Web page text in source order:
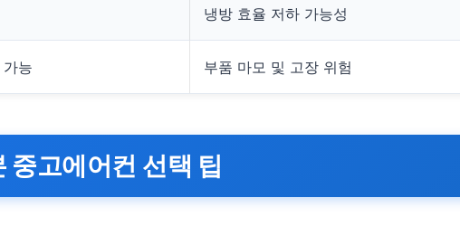
냉방 효율 저하 가능성
능 부품 마모 및 고장 위험
중고에어컨 선택 팁